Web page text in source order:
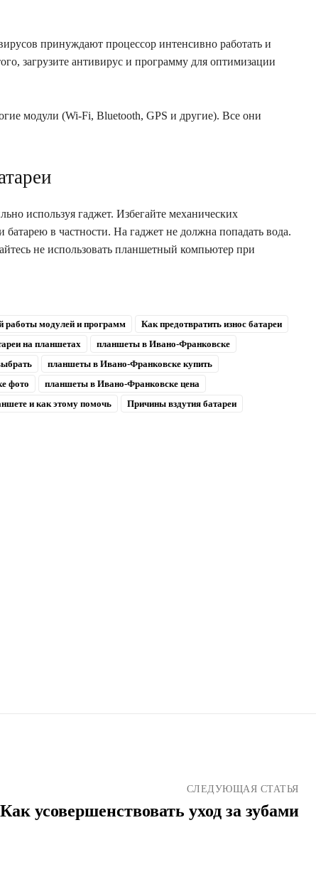
принуждают процессор интенсивно работать и
загрузите антивирус и программу для оптимизации
модули (Wi-Fi, Bluetooth, GPS и другие). Все они
используя гаджет. Избегайте механических
в частности. На гаджет не должна попадать вода.
не использовать планшетный компьютер при
работы модулей и программ
Как предотвратить износ батареи
на планшетах
планшеты в Ивано-Франковске
планшеты в Ивано-Франковске купить
фото
планшеты в Ивано-Франковске цена
и как этому помочь
Причины вздутия батареи
СЛЕДУЮЩАЯ СТАТЬЯ
Как усовершенствовать уход за зубами